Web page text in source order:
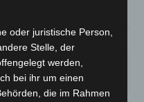
DI.
22°
oder juristische Person,
Stelle, der
werden,
bei ihr um einen
die im Rahmen